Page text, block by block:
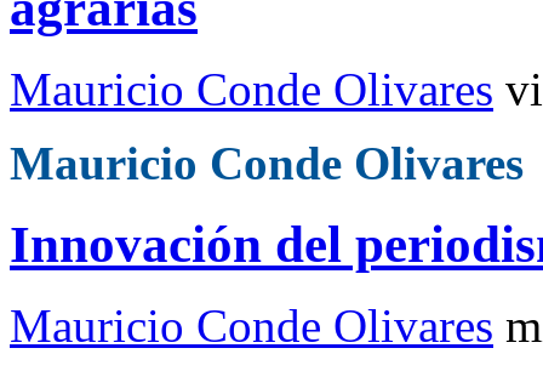
Mauricio Conde Olivares
Mauricio Conde Olivares
Innovación del
Mauricio Conde Olivares